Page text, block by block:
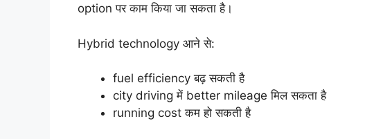
option पर काम किया जा सकता है।
Hybrid technology आने से:
fuel efficiency बढ़ सकती है
city driving में better mileage मिल सकता है
running cost कम हो सकती है